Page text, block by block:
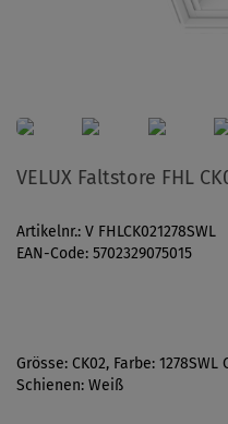
VELUX Faltstore FHL
Artikelnr.: V FHLCK021278SWL
EAN-Code: 5702329075015
Grösse: CK02, Farbe:
Schienen: Weiß